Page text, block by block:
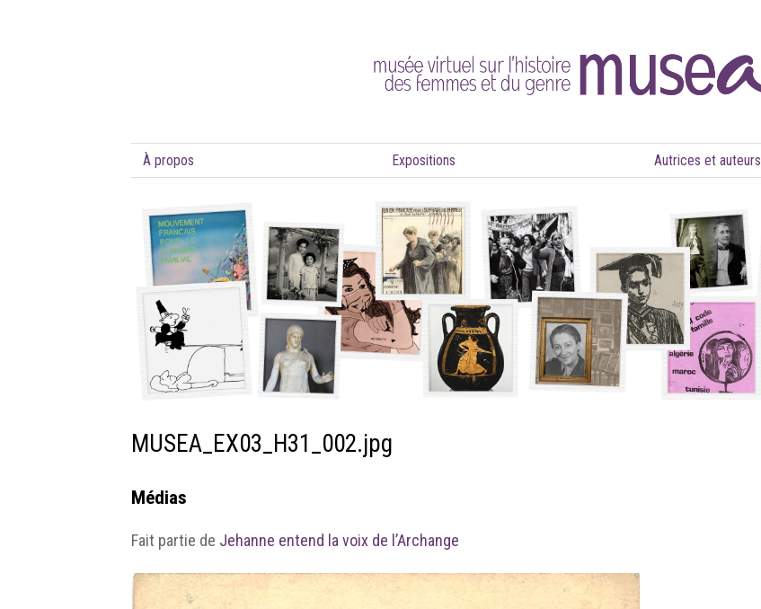
À propos Expositions Autrices et auteurs
MUSEA_EX03_H31_002.jpg
Médias
Fait partie de Jehanne entend la voix de l’Archange